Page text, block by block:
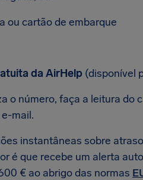
ou cartão de embarque
da AirHelp (disponível
o número, faça a leitura do
mail.
instantâneas sobre
é que recebe um alerta
€ ao abrigo das normas